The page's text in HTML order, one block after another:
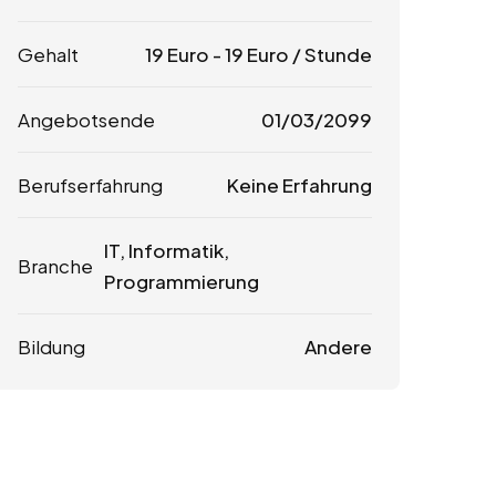
Gehalt 19 Euro -19 Euro / Stunde
Angebotsende 01/03/2099
Berufserfahrung Keine Erfahrung
Branche
IT, Informatik,
Programmierung
Bildung Andere